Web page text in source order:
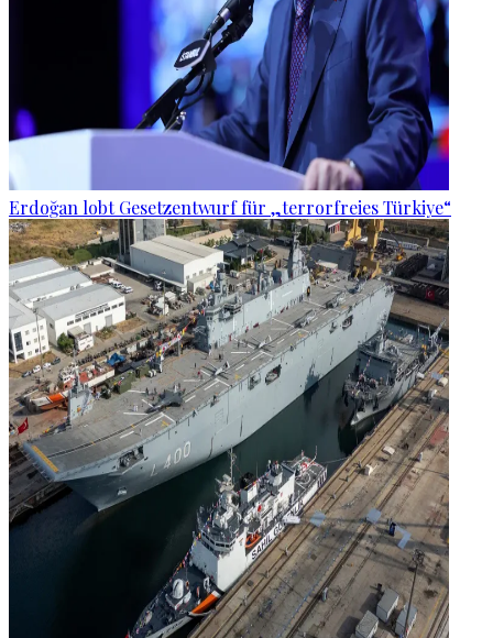
Erdoğan lobt Gesetzentwurf für „terrorfreies Türkiye“